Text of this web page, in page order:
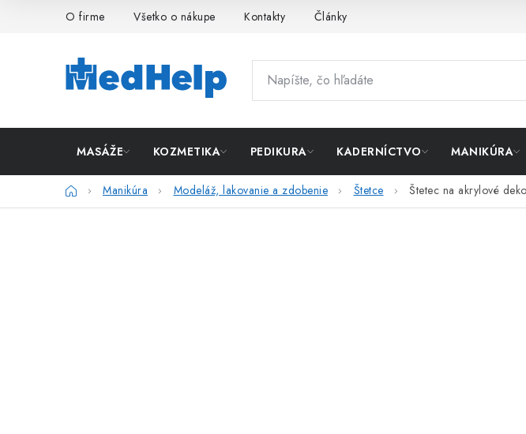
O firme Všetko o nákupe Kontakty Články
MASÁŽE KOZMETIKA PEDIKURA KADERNÍCTVO MANIKÚRA
DomovManikúra Modeláž, lakovanie a zdobenie Štetce Štetec na akrylové